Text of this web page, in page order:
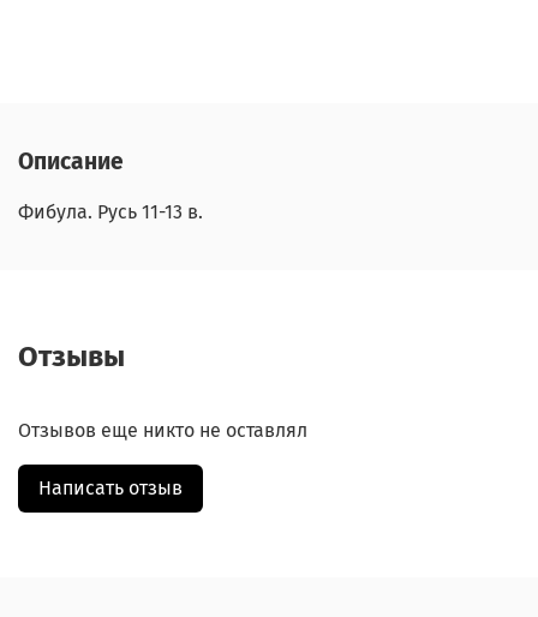
Описание
Фибула. Русь 11-13 в.
Отзывы
Отзывов еще никто не оставлял
Написать отзыв